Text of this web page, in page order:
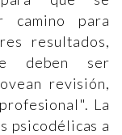
camino para
resultados,
deben ser
revisión,
La
psicodélicas a